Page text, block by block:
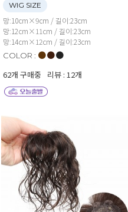
WIG SIZE
망:10cm×9cm / 길이:23cm
망:12cm×11cm / 길이:23cm
망:14cm×12cm / 길이:23cm
COLOR : ● ● ●
62개 구매중 리뷰 : 12개